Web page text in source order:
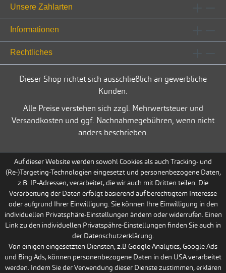
Unsere Zahlarten
Informationen
Rechtliches
Dieser Shop richtet sich ausschließlich an gewerbliche
Kunden.
Alle Preise verstehen sich zzgl. Mehrwertsteuer und
Versandkosten und ggf. Nachnahmegebühren, wenn nicht
anders beschrieben.
Auf dieser Website werden sowohl Cookies als auch Tracking- und
(Re-)Targeting-Technologien eingesetzt und personenbezogene Daten,
z.B. IP-Adressen, verarbeitet, die wir auch mit Dritten teilen. Die
Verarbeitung der Daten erfolgt basierend auf berechtigtem Interesse
oder aufgrund Ihrer Einwilligung. Sie können Ihre Einwilligung in den
individuellen Privatsphäre-Einstellungen ändern oder widerrufen. Einen
Link zu den individuellen Privatspähre-Einstellungen finden Sie auch in
der Datenschutzerklärung.
Von einigen eingesetzten Diensten, z.B Google Analytics, Google Ads
und Bing Ads, können personenbezogene Daten in den USA verarbeitet
werden. Indem Sie der Verwendung dieser Dienste zustimmen, erklären